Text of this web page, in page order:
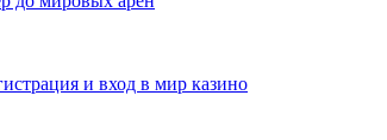
и вход в мир казино